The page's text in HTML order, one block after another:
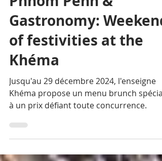
Coin gourmand
Dec 18, 2024
1 min read
Phnom Penh &
Gastronomy: Weekend
of festivities at the
Khéma
Jusqu'au 29 décembre 2024, l'enseigne
Khéma propose un menu brunch spécial